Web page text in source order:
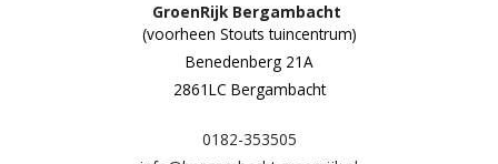
GroenRijk Bergambacht
(voorheen Stouts tuincentrum)
Benedenberg 21A
2861LC Bergambacht
0182-353505